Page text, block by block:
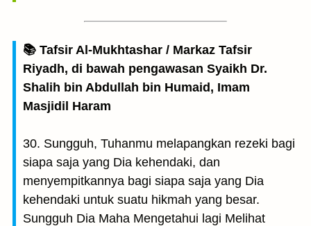
📚 Tafsir Al-Mukhtashar / Markaz Tafsir
Riyadh, di bawah pengawasan Syaikh Dr.
Shalih bin Abdullah bin Humaid, Imam
Masjidil Haram
30. Sungguh, Tuhanmu melapangkan rezeki bagi
siapa saja yang Dia kehendaki, dan
menyempitkannya bagi siapa saja yang Dia
kehendaki untuk suatu hikmah yang besar.
Sungguh Dia Maha Mengetahui lagi Melihat